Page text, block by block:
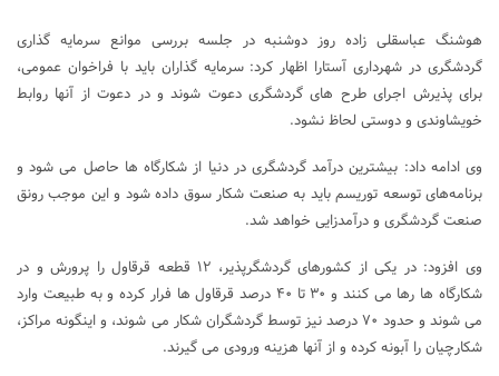
هوشنگ عباسقلی زاده روز دوشنبه در جلسه بررسی موانع سرمایه گذاری
گردشگری در شهرداری آستارا اظهار کرد: سرمایه گذاران باید با فراخوان عمومی،
برای پذیرش اجرای طرح های گردشگری دعوت شوند و در دعوت از آنها روابط
خویشاوندی و دوستی لحاظ نشود.
وی ادامه داد: بیشترین درآمد گردشگری در دنیا از شکارگاه ‌ها حاصل می‌ شود و
برنامه‌های توسعه توریسم باید به صنعت شکار سوق داده شود و این موجب رونق
صنعت گردشگری و درآمدزایی خواهد شد.
وی افزود: در یکی از کشورهای گردشگرپذیر، ۱۲ قطعه قرقاول را پرورش و در
شکارگاه ها رها می کنند و ۳۰ تا ۴۰ درصد قرقاول ها فرار کرده و به طبیعت وارد
می شوند و حدود ۷۰ درصد نیز توسط گردشگران شکار می شوند، و اینگونه مراکز،
شکارچیان را آبونه کرده و از آنها هزینه ورودی می گیرند.